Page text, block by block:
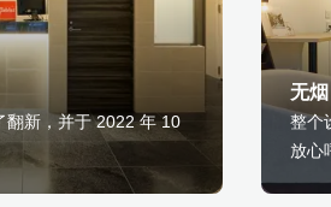
翻新，并于 2022 年 10
无烟
整个
放心